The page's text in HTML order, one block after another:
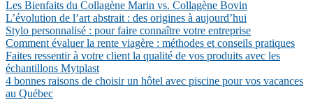
Les Bienfaits du Collagène Marin vs. Collagène Bovin
L’évolution de l’art abstrait : des origines à aujourd’hui
Stylo personnalisé : pour faire connaître votre entreprise
Comment évaluer la rente viagère : méthodes et conseils pratiques
Faites ressentir à votre client la qualité de vos produits avec les
échantillons Mytplast
4 bonnes raisons de choisir un hôtel avec piscine pour vos vacances
au Québec